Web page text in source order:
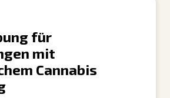
für
mit
Cannabis